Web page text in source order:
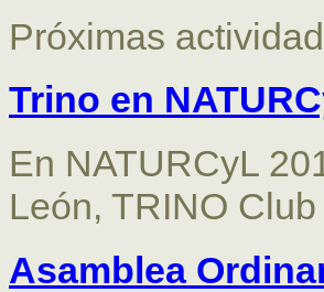
Próximas
Trino en
En NATURCyL
León, TRINO
Asamblea